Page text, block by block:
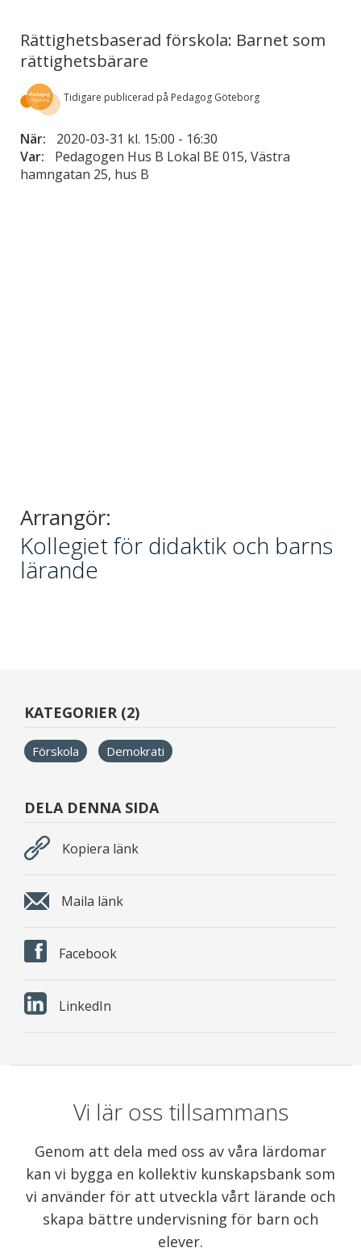
Rättighetsbaserad förskola: Barnet som
rättighetsbärare
Tidigare publicerad på Pedagog Göteborg
När: 2020-03-31 kl. 15:00 - 16:30
Var:
Pedagogen Hus B Lokal BE 015, Västra
hamngatan 25, hus B
Arrangör:
Kollegiet för didaktik och barns
lärande
KATEGORIER (2)
Förskola Demokrati
DELA DENNA SIDA
Kopiera länk
Maila länk
Facebook
LinkedIn
Vi lär oss tillsammans
Genom att dela med oss av våra lärdomar
kan vi bygga en kollektiv kunskapsbank som
vi använder för att utveckla vårt lärande och
skapa bättre undervisning för barn och
elever.